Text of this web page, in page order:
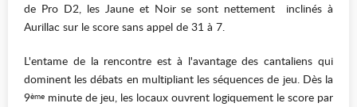
de Pro D2, les Jaune et Noir se sont nettement inclinés à
Aurillac sur le score sans appel de 31 à 7.
L'entame de la rencontre est à l'avantage des cantaliens qui
dominent les débats en multipliant les séquences de jeu. Dès la
9ème minute de jeu, les locaux ouvrent logiquement le score par